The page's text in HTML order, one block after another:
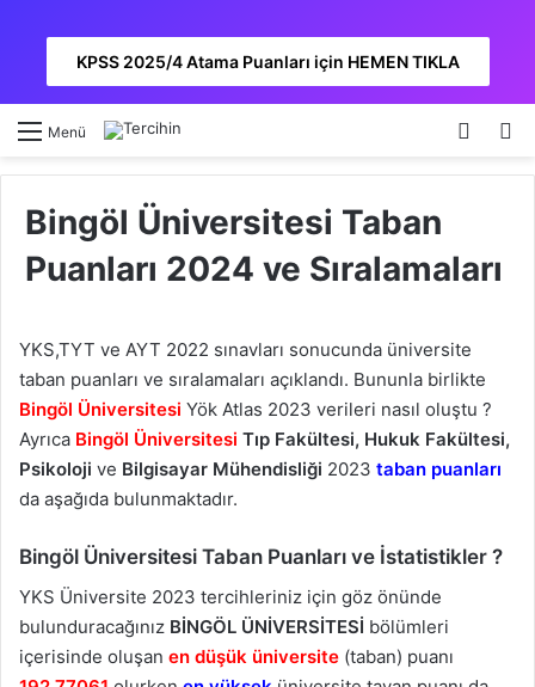
KPSS 2025/4 Atama Puanları için HEMEN TIKLA
Menü Kayıt
Bingöl Üniversitesi Taban
Puanları 2024 ve Sıralamaları
YKS,TYT ve AYT 2022 sınavları sonucunda üniversite
taban puanları ve sıralamaları açıklandı. Bununla birlikte
Bingöl Üniversitesi Yök Atlas 2023 verileri nasıl oluştu ?
Ayrıca Bingöl Üniversitesi Tıp Fakültesi, Hukuk Fakültesi,
Psikoloji ve Bilgisayar Mühendisliği 2023 taban puanları
da aşağıda bulunmaktadır.
Bingöl Üniversitesi Taban Puanları ve İstatistikler ?
YKS Üniversite 2023 tercihleriniz için göz önünde
bulunduracağınız BİNGÖL ÜNİVERSİTESİ bölümleri
içerisinde oluşan en düşük üniversite (taban) puanı